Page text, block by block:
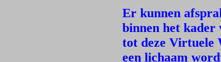
Er kunnen
binnen het kader
tot deze Virtuele
een lichaam